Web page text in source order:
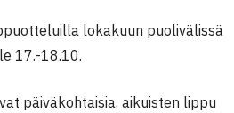
lokakuun puolivälissä
17.-18.10.
päiväkohtaisia, aikuisten lippu